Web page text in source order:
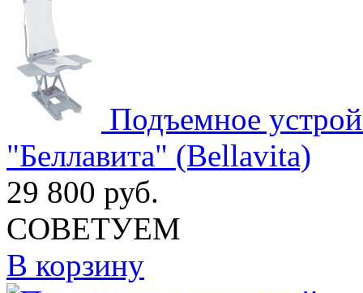
Подъемное
"Беллавита" (Bellavita)
29 800 руб.
СОВЕТУЕМ
В корзину